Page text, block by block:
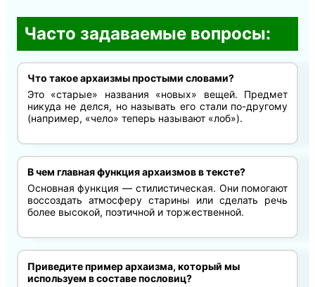
Часто задаваемые вопросы:
Что такое архаизмы простыми словами?
Это «старые» названия «новых» вещей. Предмет
никуда не делся, но называть его стали по-другому
(например, «чело» теперь называют «лоб»).
В чем главная функция архаизмов в тексте?
Основная функция — стилистическая. Они помогают
воссоздать атмосферу старины или сделать речь
более высокой, поэтичной и торжественной.
Приведите пример архаизма, который мы
используем в составе пословиц?